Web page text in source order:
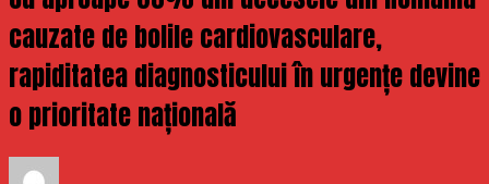
cauzate de bolile cardiovasculare,
rapiditatea diagnosticului în urgențe devine
o prioritate națională